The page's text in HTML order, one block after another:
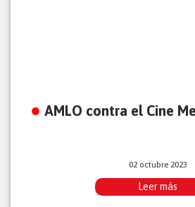
AMLO contra el Cine
02 octubre 2023
Leer más